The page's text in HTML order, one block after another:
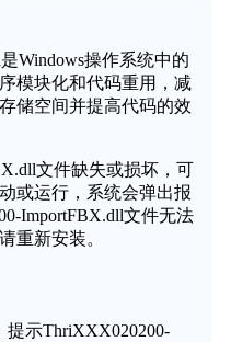
Windows操作系统中的
模块化和代码重用，减
储空间并提高代码的效
文件缺失或损坏，可
或运行，系统会弹出报
ImportFBX.dll文件无法
重新安装。
提示ThriXXX020200-